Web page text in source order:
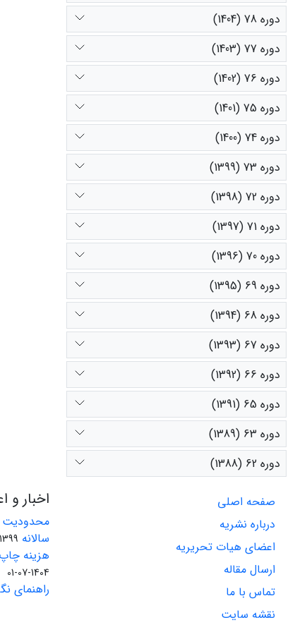
دوره 78 (1404)
دوره 77 (1403)
دوره 76 (1402)
دوره 75 (1401)
دوره 74 (1400)
دوره 73 (1399)
دوره 72 (1398)
دوره 71 (1397)
دوره 70 (1396)
دوره 69 (1395)
دوره 68 (1394)
دوره 67 (1393)
دوره 66 (1392)
دوره 65 (1391)
دوره 63 (1389)
دوره 62 (1388)
صفحه اصلی
درباره نشریه
اعضای هیات تحریریه
ارسال مقاله
تماس با ما
نقشه سایت
اخبار و
محدودیت
سالانه 1399-07-23
هزینه
1404-07-01
راهنمای